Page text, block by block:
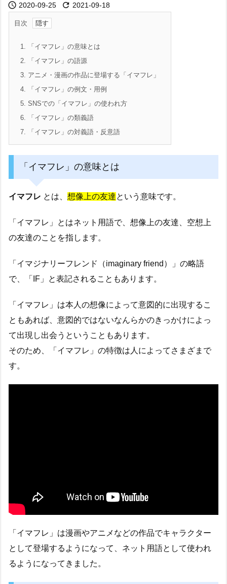
 2020-09-25  2021-09-18
目次
1. 「イマフレ」の意味とは
2. 「イマフレ」の語源
3. アニメ・漫画の作品に登場する「イマフレ」
4. 「イマフレ」の例文・用例
5. SNSでの「イマフレ」の使われ方
6. 「イマフレ」の類義語
7. 「イマフレ」の対義語・反意語
「イマフレ」の意味とは
イマフレ とは、 想像上の友達という意味です。
「イマフレ」とはネット用語で、想像上の友達、空想上
の友達のことを指します。
「イマジナリーフレンド（imaginary friend）」の略語
で、「IF」と表記されることもあります。
「イマフレ」は本人の想像によって意図的に出現するこ
ともあれば、意図的ではないなんらかのきっかけによっ
て出現し出会うということもあります。
そのため、「イマフレ」の特徴は人によってさまざまで
す。
「イマフレ」は漫画やアニメなどの作品でキャラクター
として登場するようになって、ネット用語として使われ
るようになってきました。